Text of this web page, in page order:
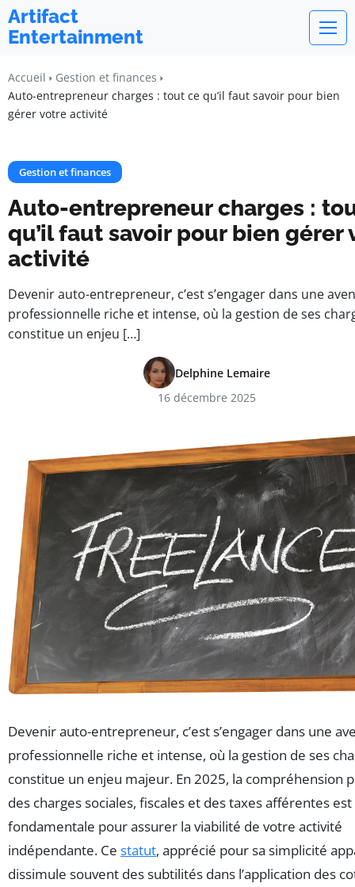
Artifact
Entertainment
Accueil
Gestion et finances
Auto-entrepreneur charges : tout ce qu’il faut savoir pour bien
gérer votre activité
Gestion et finances
Auto-entrepreneur charges :
qu’il faut savoir pour bien gérer
activité
Devenir auto-entrepreneur, c’est s’engager dans une
professionnelle riche et intense, où la gestion de ses
constitue un enjeu […]
Delphine Lemaire
16 décembre 2025
Devenir auto-entrepreneur, c’est s’engager dans une
professionnelle riche et intense, où la gestion de ses
constitue un enjeu majeur. En 2025, la compréhension
des charges sociales, fiscales et des taxes afférentes est
fondamentale pour assurer la viabilité de votre activité
indépendante. Ce statut, apprécié pour sa simplicité
dissimule souvent des subtilités dans l’application des